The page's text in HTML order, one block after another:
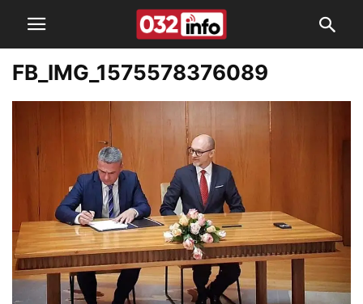
FB_IMG_1575578376089